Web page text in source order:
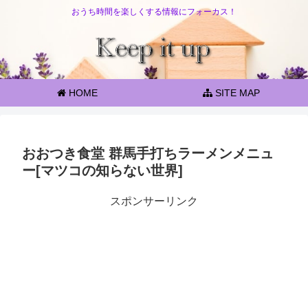
おうち時間を楽しくする情報にフォーカス！
HOME SITE MAP
おおつき食堂 群馬手打ちラーメンメニュ
ー[マツコの知らない世界]
スポンサーリンク